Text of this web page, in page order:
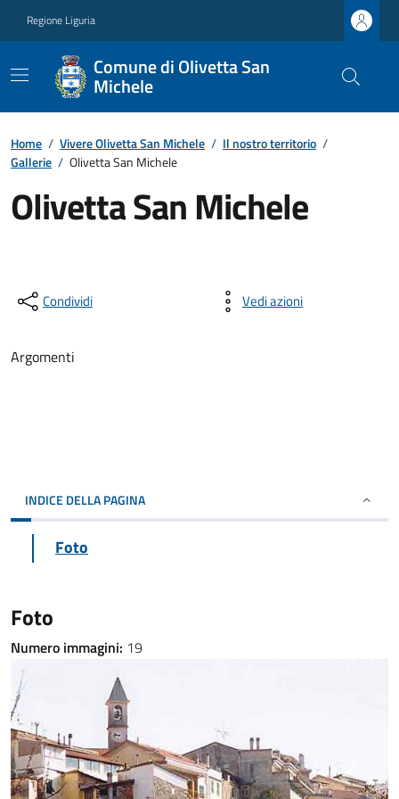
Regione Liguria
Comune di Olivetta San
Michele
Home / Vivere Olivetta San Michele / Il nostro territorio /
Gallerie / Olivetta San Michele
Olivetta San Michele
Condividi Vedi azioni
Argomenti
INDICE DELLA PAGINA
Foto
Foto
Numero immagini: 19